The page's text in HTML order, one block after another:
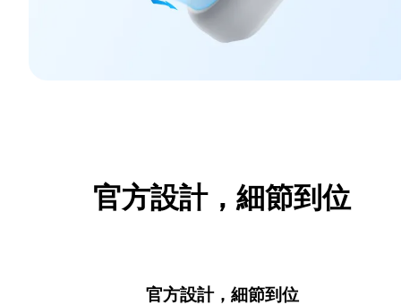
官方設計，細節到位
官方設計，細節到位